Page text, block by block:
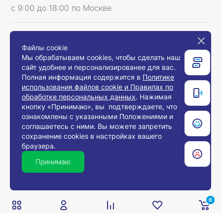
0
с 9:00 до 18:00 по Москве
Связаться с нами
© 2008-2026, Компания «Европос Групп». Все
права защищены.
Все товары предназначены для продажи
юридическим лицам и индивидуальным
предпринимателям с целью использования в
хозяйственной деятельности.
Файлы cookie
Мы обрабатываем cookies, чтобы сделать наш
сайт удобнее и персонализированее для вас.
Полная информация содержится в Политике
использования файлов cookie и Правилах по
обработке персональных данных. Нажимая
кнопку «Принимаю», вы подтверждаете, что
ознакомлены с указанными Положениями и
соглашаетесь с ними. Вы можете запретить
сохранение cookies в настройках вашего
браузера.
Принимаю